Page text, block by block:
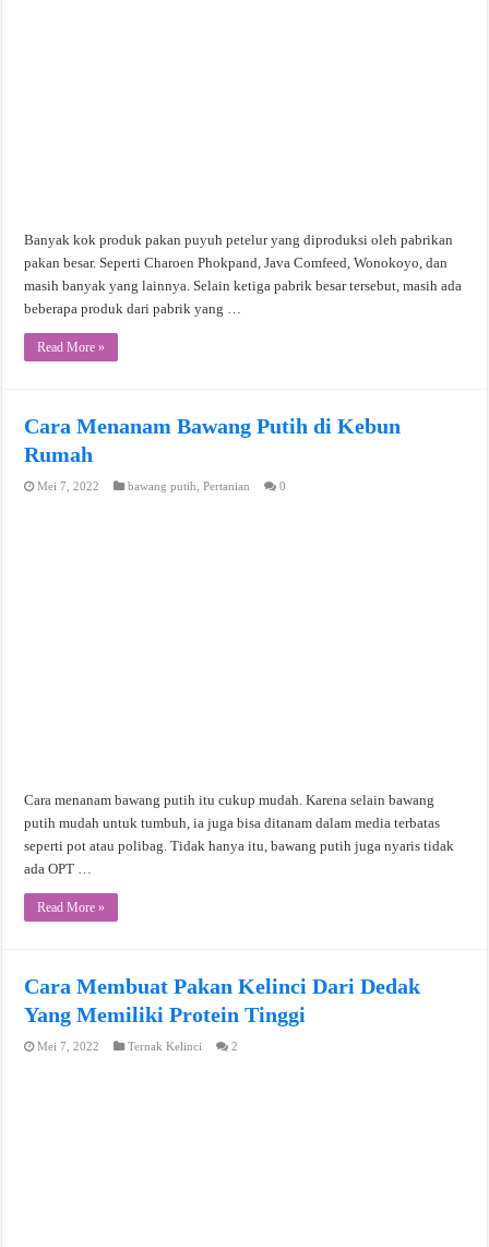
Banyak kok produk pakan puyuh petelur yang diproduksi oleh pabrikan
pakan besar. Seperti Charoen Phokpand, Java Comfeed, Wonokoyo, dan
masih banyak yang lainnya. Selain ketiga pabrik besar tersebut, masih ada
beberapa produk dari pabrik yang …
Read More »
Cara Menanam Bawang Putih di Kebun
Rumah
Mei 7, 2022 bawang putih ,Pertanian 0
Cara menanam bawang putih itu cukup mudah. Karena selain bawang
putih mudah untuk tumbuh, ia juga bisa ditanam dalam media terbatas
seperti pot atau polibag. Tidak hanya itu, bawang putih juga nyaris tidak
ada OPT …
Read More »
Cara Membuat Pakan Kelinci Dari Dedak
Yang Memiliki Protein Tinggi
Mei 7, 2022 Ternak Kelinci 2